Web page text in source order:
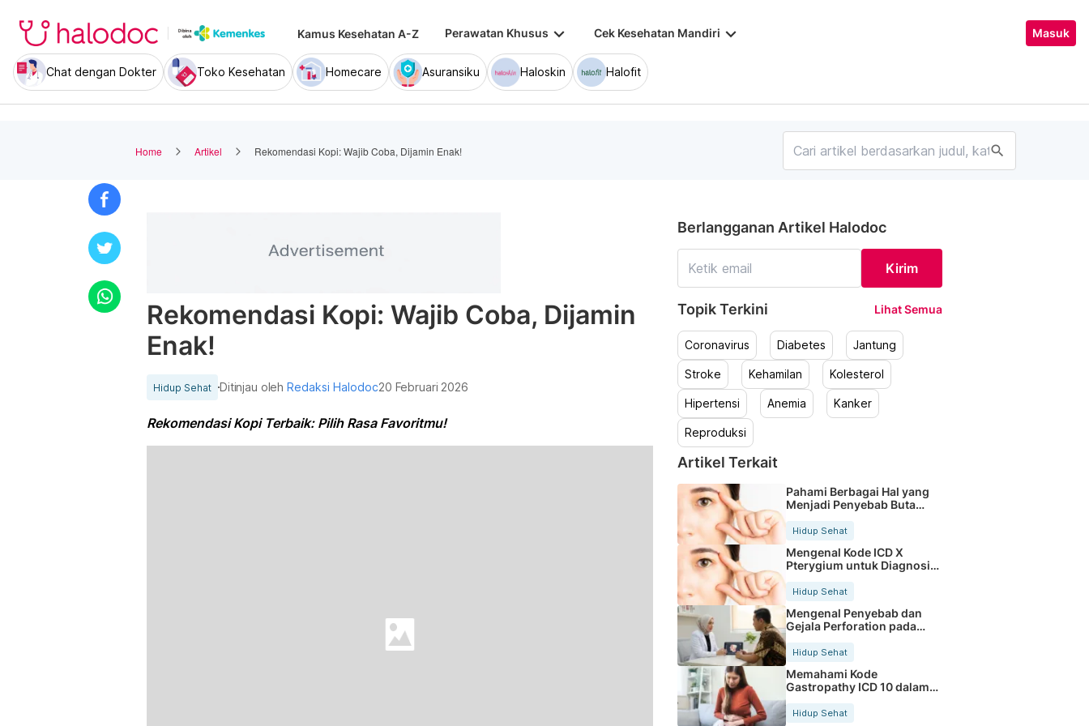
Kamus Kesehatan A-Z Perawatan Khusus keyboard_arrow_down Cek Kesehatan Mandiri keyboard_arrow_down Masuk
Chat dengan Dokter Toko Kesehatan Homecare Asuransiku Haloskin Halofit
Home Artikel Rekomendasi Kopi: Wajib Coba, Dijamin Enak! search
Rekomendasi Kopi: Wajib Coba, Dijamin
Enak!
Hidup Sehat Ditinjau olehRedaksi Halodoc20 Februari 2026
Rekomendasi Kopi Terbaik: Pilih Rasa Favoritmu!
Berlangganan Artikel Halodoc
Kirim
Topik Terkini Lihat Semua
Coronavirus Diabetes Jantung
Stroke Kehamilan Kolesterol
Hipertensi Anemia Kanker
Reproduksi
Artikel Terkait
Pahami Berbagai Hal yang
Menjadi Penyebab Buta
Hidup Sehat
Mengenal Kode ICD X
Pterygium untuk Diagnosis
Hidup Sehat
Mengenal Penyebab dan
Gejala Perforation pada
Tubuh
Hidup Sehat
Memahami Kode
Gastropathy ICD 10 dalam
Rekam Medis Pasien
Hidup Sehat